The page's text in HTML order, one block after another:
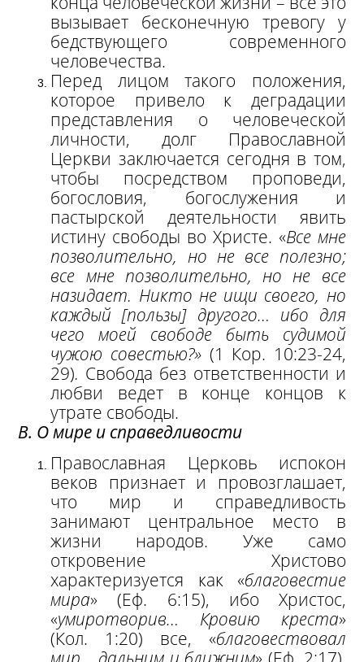
вызывает бесконечную тревогу у
бедствующего современного
человечества.
Перед лицом такого положения,
которое привело к деградации
представления о человеческой
личности, долг Православной
Церкви заключается сегодня в том,
чтобы посредством проповеди,
богословия, богослужения и
пастырской деятельности явить
истину свободы во Христе. «Все мне
позволительно, но не все полезно;
все мне позволительно, но не все
назидает. Никто не ищи своего, но
каждый [пользы] другого… ибо для
чего моей свободе быть судимой
чужою совестью?»(1 Кор. 10:23-24,
29). Свобода без ответственности и
любви ведет в конце концов к
утрате свободы.
В. О мире и справедливости
Православная Церковь испокон
веков признает и провозглашает,
что мир и справедливость
занимают центральное место в
жизни народов. Уже само
откровение Христово
характеризуется как «благовестие
мира» (Еф. 6:15), ибо Христос,
«умиротворив… Кровию креста»
(Кол. 1:20) все, «благовествовал